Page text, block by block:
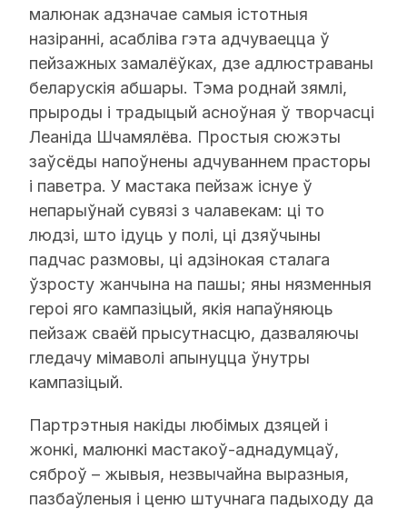
малюнак адзначае самыя істотныя
назіранні, асабліва гэта адчуваецца ў
пейзажных замалёўках, дзе адлюстраваны
беларускія абшары. Тэма роднай зямлі,
прыроды і традыцый асноўная ў творчасці
Леаніда Шчамялёва. Простыя сюжэты
заўсёды напоўнены адчуваннем прасторы
і паветра. У мастака пейзаж існуе ў
непарыўнай сувязі з чалавекам: ці то
людзі, што ідуць у полі, ці дзяўчыны
падчас размовы, ці адзінокая сталага
ўзросту жанчына на пашы; яны нязменныя
героі яго кампазіцый, якія напаўняюць
пейзаж сваёй прысутнасцю, дазваляючы
гледачу мімаволі апынуцца ўнутры
кампазіцый.
Партрэтныя накіды любімых дзяцей і
жонкі, малюнкі мастакоў-аднадумцаў,
сяброў – жывыя, незвычайна выразныя,
пазбаўленыя і ценю штучнага падыходу да